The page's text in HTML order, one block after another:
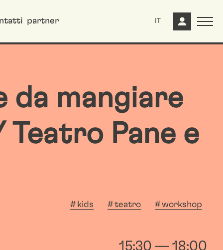
partner IT
da mangiare
Pane e
kids teatro workshop
15:30 — 18:00